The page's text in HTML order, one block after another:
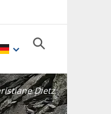
Dietz